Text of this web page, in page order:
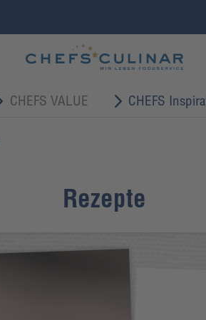
CHEFS VALUE CHEFS
Rezepte